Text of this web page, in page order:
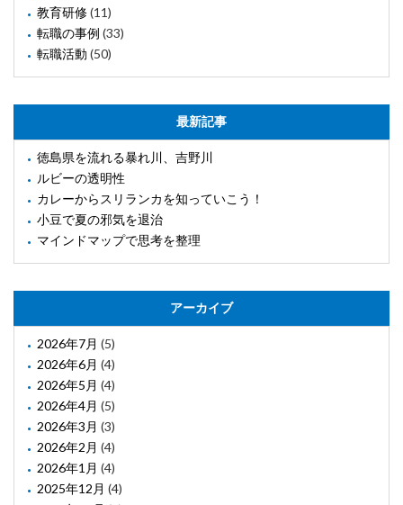
教育研修(11)
転職の事例 (33)
転職活動 (50)
最新記事
徳島県を流れる暴れ川、吉野川
ルビーの透明性
カレーからスリランカを知っていこう！
小豆で夏の邪気を退治
マインドマップで思考を整理
アーカイブ
2026年7月 (5)
2026年6月 (4)
2026年5月 (4)
2026年4月 (5)
2026年3月 (3)
2026年2月 (4)
2026年1月 (4)
2025年12月 (4)